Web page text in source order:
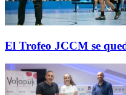
El Trofeo JCCM se